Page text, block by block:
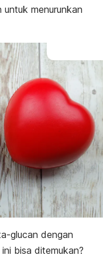
untuk menurunkan
glucan dengan
bisa ditemukan?